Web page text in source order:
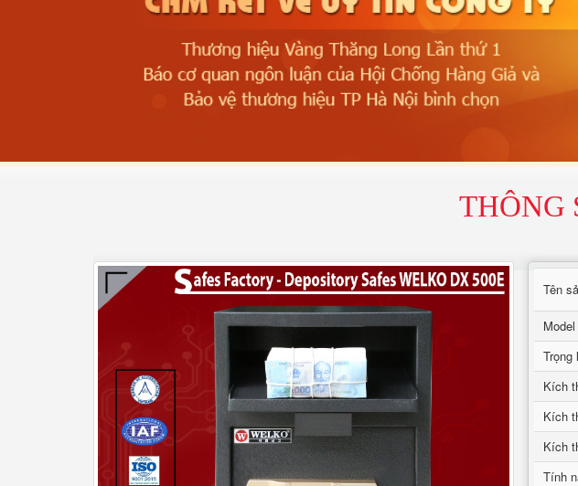
THÔNG
Tên
Model
Trọng
Kích
Kích
Kích
Tính